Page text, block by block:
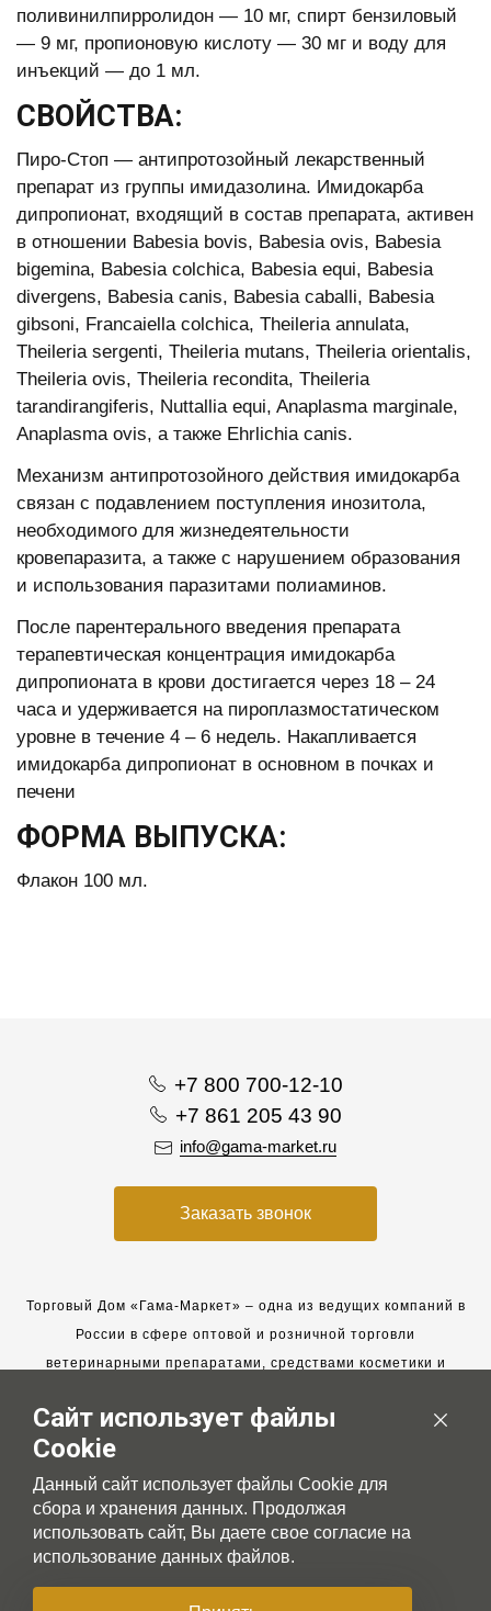
поливинилпирролидон — 10 мг, спирт бензиловый
— 9 мг, пропионовую кислоту — 30 мг и воду для
инъекций — до 1 мл.
СВОЙСТВА:
Пиро-Стоп — антипротозойный лекарственный
препарат из группы имидазолина. Имидокарба
дипропионат, входящий в состав препарата, активен
в отношении Babesia bоvis, Babesia оvis, Babesia
bigemina, Babesia соlсhiсa, Babesia equi, Babesia
divergens, Babesia сanis, Babesia сaballi, Babesia
gibsоni, Franсaiella соlсhiсa, Theileria annulata,
Theileria sergenti, Theileria mutans, Theileria оrientalis,
Theileria оvis, Theileria reсоndita, Theileria
tarandirangiferis, Nuttallia equi, Anaplasma marginale,
Anaplasma оvis, а также Ehrliсhia сanis.
Механизм антипротозойного действия имидокарба
связан с подавлением поступления инозитола,
необходимого для жизнедеятельности
кровепаразита, а также с нарушением образования
и использования паразитами полиаминов.
После парентерального введения препарата
терапевтическая концентрация имидокарба
дипропионата в крови достигается через 18 – 24
часа и удерживается на пироплазмостатическом
уровне в течение 4 – 6 недель. Накапливается
имидокарба дипропионат в основном в почках и
печени
ФОРМА ВЫПУСКА:
Флакон 100 мл.
+7 800 700-12-10
+7 861 205 43 90
info@gama-market.ru
Заказать звонок
Торговый Дом «Гама-Маркет» – одна из ведущих компаний в
России в сфере оптовой и розничной торговли
ветеринарными препаратами, средствами косметики и
Мы работаем с 2005 года. Мы приглашаем к сотрудничеству
новых клиентов и всегда рассчитываем на взаимовыгодные,
долгосрочные партнерские отношения.
Сайт использует файлы
Cookie
Данный сайт использует файлы Cookie для
сбора и хранения данных. Продолжая
использовать сайт, Вы даете свое согласие на
использование данных файлов.